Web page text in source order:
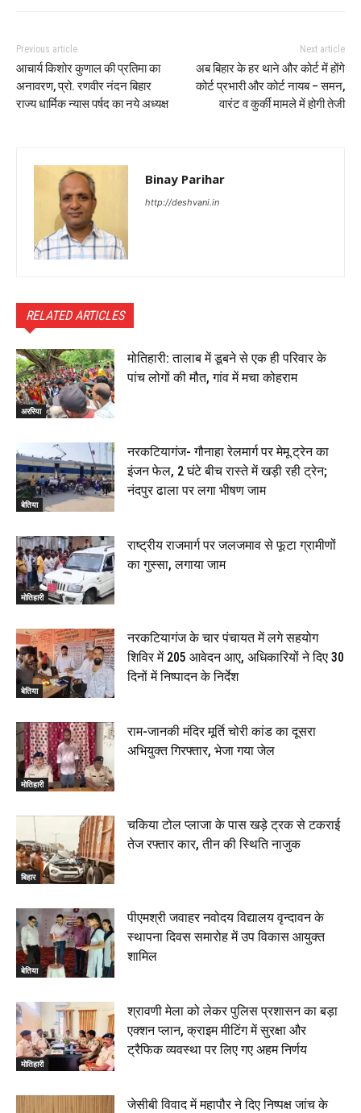
Previous article
आचार्य किशोर कुणाल की प्रतिमा का
अनावरण, प्रो. रणवीर नंदन बिहार
राज्य धार्मिक न्यास पर्षद का नये अध्यक्ष
Next article
अब बिहार के हर थाने और कोर्ट में होंगे
कोर्ट प्रभारी और कोर्ट नायब – समन,
वारंट व कुर्की मामले में होगी तेजी
Binay Parihar
http://deshvani.in
RELATED ARTICLES
अररिया
मोतिहारी: तालाब में डूबने से एक ही परिवार के
पांच लोगों की मौत, गांव में मचा कोहराम
बेतिया
नरकटियागंज- गौनाहा रेलमार्ग पर मेमू ट्रेन का
इंजन फेल, 2 घंटे बीच रास्ते में खड़ी रही ट्रेन;
नंदपुर ढाला पर लगा भीषण जाम
मोतिहारी
राष्ट्रीय राजमार्ग पर जलजमाव से फूटा ग्रामीणों
का गुस्सा, लगाया जाम
बेतिया
नरकटियागंज के चार पंचायत में लगे सहयोग
शिविर में 205 आवेदन आए, अधिकारियों ने दिए 30
दिनों में निष्पादन के निर्देश
मोतिहारी
राम-जानकी मंदिर मूर्ति चोरी कांड का दूसरा
अभियुक्त गिरफ्तार, भेजा गया जेल
बिहार
चकिया टोल प्लाजा के पास खड़े ट्रक से टकराई
तेज रफ्तार कार, तीन की स्थिति नाजुक
बेतिया
पीएमश्री जवाहर नवोदय विद्यालय वृन्दावन के
स्थापना दिवस समारोह में उप विकास आयुक्त
शामिल
मोतिहारी
श्रावणी मेला को लेकर पुलिस प्रशासन का बड़ा
एक्शन प्लान, क्राइम मीटिंग में सुरक्षा और
ट्रैफिक व्यवस्था पर लिए गए अहम निर्णय
जेसीबी विवाद में महापौर ने दिए निष्पक्ष जांच के